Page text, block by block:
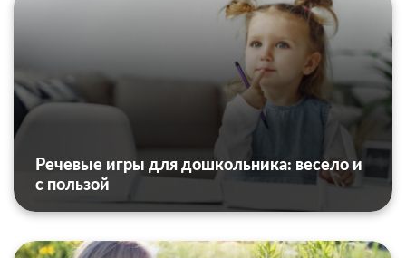
Речевые игры для дошкольника: весело и
с пользой